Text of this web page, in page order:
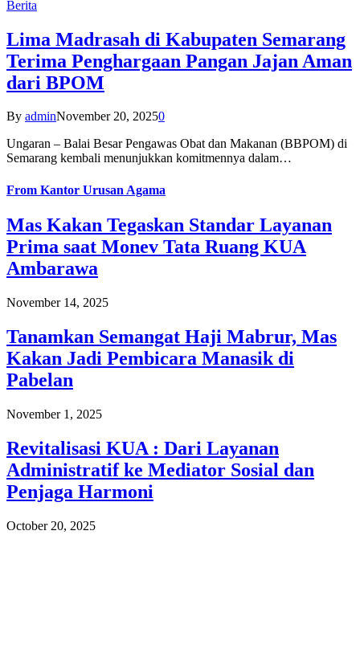
Berita
Lima Madrasah di Kabupaten Semarang
Terima Penghargaan Pangan Jajan Aman
dari BPOM
By adminNovember 20, 20250
Ungaran – Balai Besar Pengawas Obat dan Makanan (BBPOM) di
Semarang kembali menunjukkan komitmennya dalam…
From Kantor Urusan Agama
Mas Kakan Tegaskan Standar Layanan
Prima saat Monev Tata Ruang KUA
Ambarawa
November 14, 2025
Tanamkan Semangat Haji Mabrur, Mas
Kakan Jadi Pembicara Manasik di
Pabelan
November 1, 2025
Revitalisasi KUA : Dari Layanan
Administratif ke Mediator Sosial dan
Penjaga Harmoni
October 20, 2025